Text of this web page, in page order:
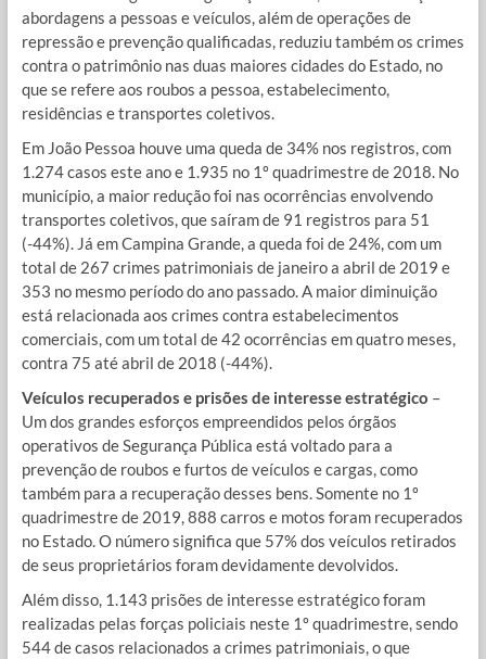
abordagens a pessoas e veículos, além de operações de
repressão e prevenção qualificadas, reduziu também os crimes
contra o patrimônio nas duas maiores cidades do Estado, no
que se refere aos roubos a pessoa, estabelecimento,
residências e transportes coletivos.
Em João Pessoa houve uma queda de 34% nos registros, com
1.274 casos este ano e 1.935 no 1º quadrimestre de 2018. No
município, a maior redução foi nas ocorrências envolvendo
transportes coletivos, que saíram de 91 registros para 51
(-44%). Já em Campina Grande, a queda foi de 24%, com um
total de 267 crimes patrimoniais de janeiro a abril de 2019 e
353 no mesmo período do ano passado. A maior diminuição
está relacionada aos crimes contra estabelecimentos
comerciais, com um total de 42 ocorrências em quatro meses,
contra 75 até abril de 2018 (-44%).
Veículos recuperados e prisões de interesse estratégico –
Um dos grandes esforços empreendidos pelos órgãos
operativos de Segurança Pública está voltado para a
prevenção de roubos e furtos de veículos e cargas, como
também para a recuperação desses bens. Somente no 1º
quadrimestre de 2019, 888 carros e motos foram recuperados
no Estado. O número significa que 57% dos veículos retirados
de seus proprietários foram devidamente devolvidos.
Além disso, 1.143 prisões de interesse estratégico foram
realizadas pelas forças policiais neste 1º quadrimestre, sendo
544 de casos relacionados a crimes patrimoniais, o que